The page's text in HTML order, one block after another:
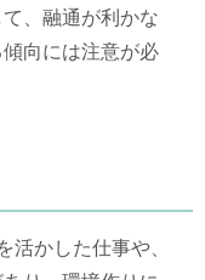
、融通が利かな
向には注意が必
かした仕事や、